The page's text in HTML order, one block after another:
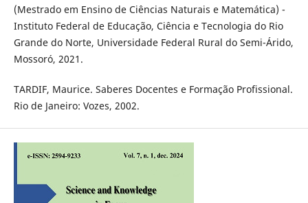
(Mestrado em Ensino de Ciências Naturais e Matemática) -
Instituto Federal de Educação, Ciência e Tecnologia do Rio
Grande do Norte, Universidade Federal Rural do Semi-Árido,
Mossoró, 2021.
TARDIF, Maurice. Saberes Docentes e Formação Profissional.
Rio de Janeiro: Vozes, 2002.